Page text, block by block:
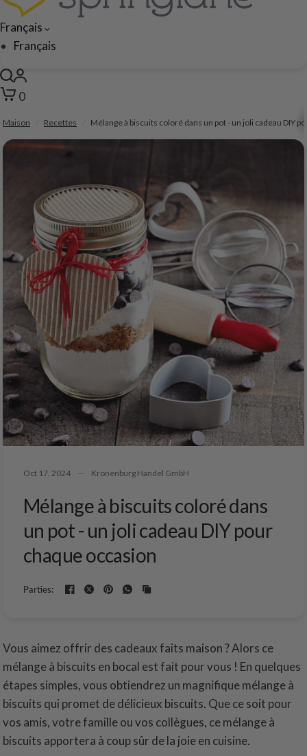
Français
Français
0
Maison Recettes Mélange à biscuits coloré dans un pot - un joli cadeau DIY
Oct 17, 2024 Kronenburg Handel GmbH
Mélange à biscuits coloré dans
un pot - un joli cadeau DIY pour
chaque occasion
Parties:
Vous aimez offrir des cadeaux faits maison ? Alors ce
mélange à biscuits en bocal est fait pour vous ! En quelques
étapes simples, vous obtiendrez un magnifique mélange à
biscuits qui promet de délicieux biscuits. Que ce soit pour
vos amis, votre famille ou vos collègues, ce mélange à
biscuits apportera à coup sûr de la joie en cuisine.